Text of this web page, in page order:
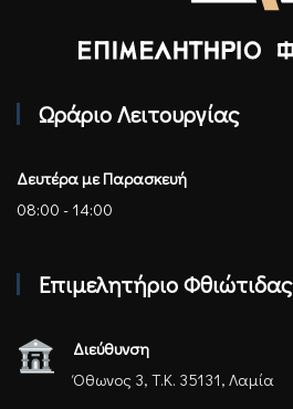
Ωράριο Λειτουργίας
Δευτέρα με Παρασκευή
08:00 - 14:00
Επιμελητήριο Φθιώτιδας
Διεύθυνση
Όθωνος 3, Τ.Κ. 35131, Λαμία